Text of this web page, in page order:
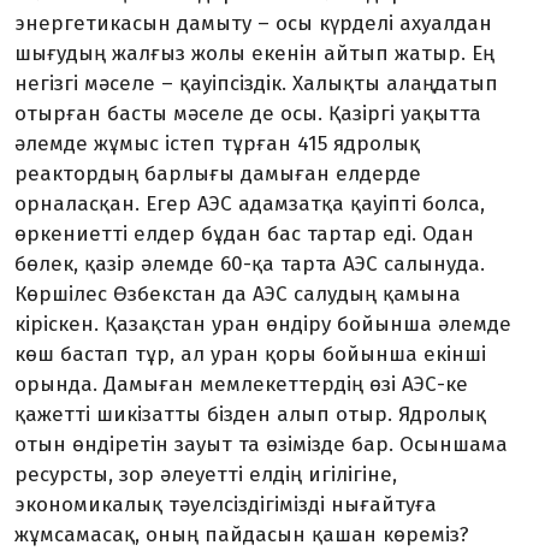
энергетикасын дамыту – осы күрделі ахуалдан
шығудың жалғыз жолы екенін айтып жатыр. Ең
негізгі мәселе – қауіпсіздік. Халықты алаңдатып
отырған басты мәселе де осы. Қазіргі уақытта
әлемде жұмыс істеп тұрған 415 ядролық
реактордың барлығы дамыған елдерде
орналасқан. Егер АЭС адамзатқа қауіпті болса,
өркениетті елдер бұдан бас тартар еді. Одан
бөлек, қазір әлемде 60-қа тарта АЭС салынуда.
Көршілес Өзбекстан да АЭС салудың қамына
кіріскен. Қазақстан уран өндіру бойынша әлемде
көш бастап тұр, ал уран қоры бойынша екінші
орында. Дамыған мемлекеттердің өзі АЭС-ке
қажетті шикізатты бізден алып отыр. Ядролық
отын өндіретін зауыт та өзімізде бар. Осыншама
ресурсты, зор әлеуетті елдің игілігіне,
экономикалық тәуелсіздігімізді нығайтуға
жұмсамасақ, оның пайдасын қашан көреміз?